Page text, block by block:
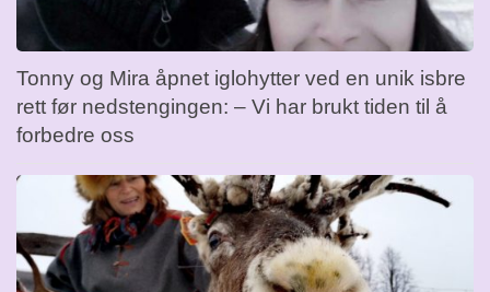
Tonny og Mira åpnet iglohytter ved en unik isbre
rett før nedstengingen: – Vi har brukt tiden til å
forbedre oss